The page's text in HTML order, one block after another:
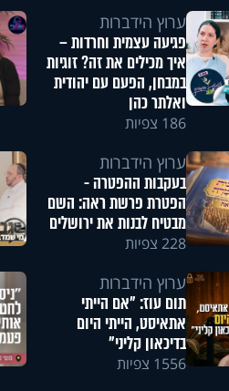
ערוץ הידברות
פגיעה עצמית וחרדות –
איך מכילים את זה? זוגיות
במבחן, הפעם עם יהודית
ואלתר כהן
186 צפיות
ערוץ הידברות
בעקבות ההפטרה -
הפטרת פרשת ראה: השם
מבטיח לבנות את ירושלים
228 צפיות
ערוץ הידברות
תום עוז: "אם הייתי
אתאיסט, הייתי היום
בדיכאון קליני"
1556 צפיות